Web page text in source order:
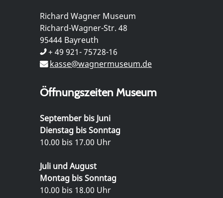
Richard Wagner Museum
Richard-Wagner-Str. 48
95444 Bayreuth
+ 49 921- 75728-16
kasse@wagnermuseum.de
Öffnungszeiten Museum
September bis Juni
Dienstag bis Sonntag
10.00 bis 17.00 Uhr
Juli und August
Montag bis Sonntag
10.00 bis 18.00 Uhr